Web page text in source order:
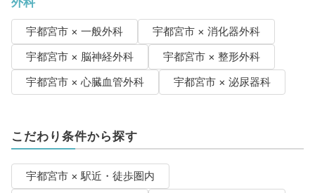
宇都宮市 × 一般外科
宇都宮市 × 消化器外科
宇都宮市 × 脳神経外科
宇都宮市 × 整形外科
宇都宮市 × 心臓血管外科
宇都宮市 × 泌尿器科
こだわり条件から探す
宇都宮市 × 駅近・徒歩圏内